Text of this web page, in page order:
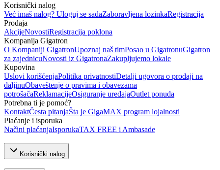
Korisnički nalog
Već imaš nalog? Uloguj se sadaZaboravljena lozinkaRegistracija
Prodaja
AkcijeNovostiRegistracija poklona
Kompanija Gigatron
O Kompaniji GigatronUpoznaj naš timPosao u GigatronuGigatron
za zajednicuNovosti iz GigatronaZakupljujemo lokale
Kupovina
Uslovi korišćenjaPolitika privatnostiDetalji ugovora o prodaji na
daljinuObaveštenje o pravima i obavezama
potrošačaReklamacijeOsiguranje uređajaOutlet ponuda
Potrebna ti je pomoć?
KontaktČesta pitanjaŠta je GigaMAX program lojalnosti
Plaćanje i isporuka
Načini plaćanjaIsporukaTAX FREE i Ambasade
Korisnički nalog